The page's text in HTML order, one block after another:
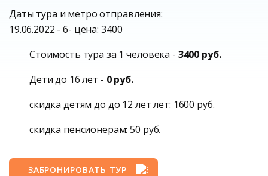
Даты тура и метро отправления:
19.06.2022 - 6- цена: 3400
Стоимость тура за 1 человека - 3400 руб.
Дети до 16 лет - 0 руб.
скидка детям до до 12 лет лет: 1600 руб.
скидка пенсионерам: 50 руб.
ЗАБРОНИРОВАТЬ ТУР